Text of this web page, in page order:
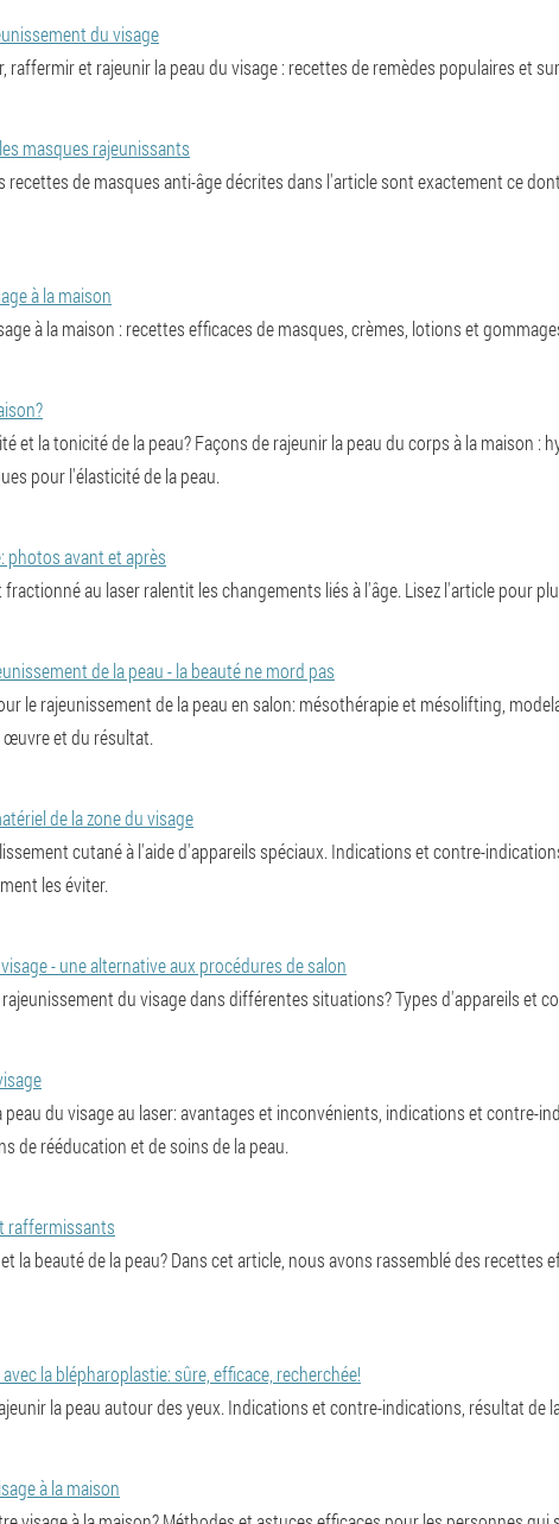
du visage
raffermir et rajeunir la peau du visage : recettes de remèdes populaires et
masques rajeunissants
recettes de masques anti-âge décrites dans l'article sont exactement ce
à la maison
à la maison : recettes efficaces de masques, crèmes, lotions et
et la tonicité de la peau? Façons de rajeunir la peau du corps à la maison
pour l'élasticité de la peau.
photos avant et après
au laser ralentit les changements liés à l'âge. Lisez l'article pour
de la peau - la beauté ne mord pas
le rajeunissement de la peau en salon: mésothérapie et mésolifting,
œuvre et du résultat.
de la zone du visage
cutané à l'aide d'appareils spéciaux. Indications et contre-
les éviter.
- une alternative aux procédures de salon
du visage dans différentes situations? Types d'appareils et
du visage au laser: avantages et inconvénients, indications et contre-
de rééducation et de soins de la peau.
raffermissants
la beauté de la peau? Dans cet article, nous avons rassemblé des recettes
la blépharoplastie: sûre, efficace, recherchée!
la peau autour des yeux. Indications et contre-indications, résultat de
à la maison